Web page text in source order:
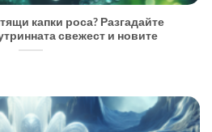
капки роса? Разгадайте
свежест и новите